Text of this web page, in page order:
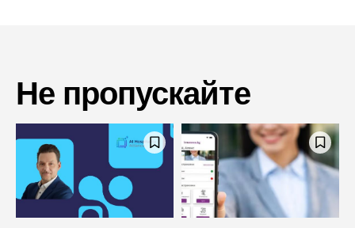
Не пропускайте